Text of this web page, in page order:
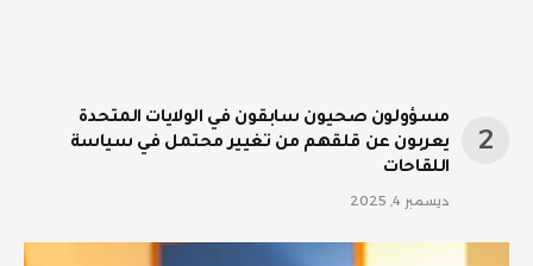
مسؤولون صحيون سابقون في الولايات المتحدة
يعربون عن قلقهم من تغيير محتمل في سياسة
اللقاحات
ديسمبر 4, 2025